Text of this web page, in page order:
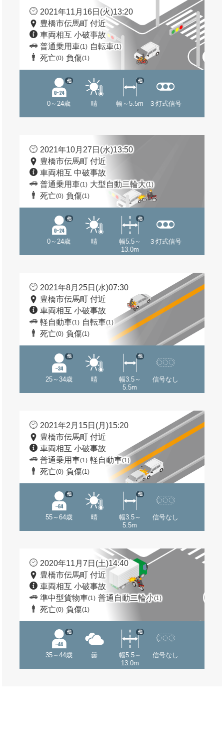
2021年11月16日(火)13:20
豊橋市伝馬町 付近
車両相互 小破事故
普通乗用車(1) 自転車(1)
死亡(0) 負傷(1)
0～24歳
他
晴 幅～5.5m
他
３灯式信号
2021年10月27日(水)13:50
豊橋市伝馬町 付近
車両相互 中破事故
普通乗用車(1) 大型自動二輪大(1)
死亡(0) 負傷(1)
0～24歳
他
晴
幅5.5～
13.0m
他
３灯式信号
2021年8月25日(水)07:30
豊橋市伝馬町 付近
車両相互 小破事故
軽自動車(1) 自転車(1)
死亡(0) 負傷(1)
25～34歳
他
晴
幅3.5～
5.5m
他
信号なし
2021年2月15日(月)15:20
豊橋市伝馬町 付近
車両相互 小破事故
普通乗用車(1) 軽自動車(1)
死亡(0) 負傷(1)
55～64歳
他
晴
幅3.5～
5.5m
他
信号なし
2020年11月7日(土)14:40
豊橋市伝馬町 付近
車両相互 小破事故
準中型貨物車(1) 普通自動二輪小(1)
死亡(0) 負傷(1)
35～44歳
他
曇
幅5.5～
13.0m
他
信号なし